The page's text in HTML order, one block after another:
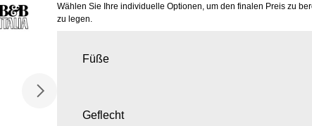
Wählen Sie Ihre individuelle Optionen, um den finalen Preis zu
zu legen.
Füße
Geflecht